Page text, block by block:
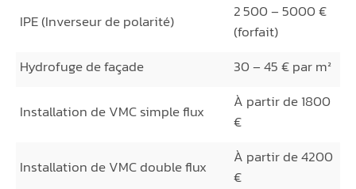
IPE (Inverseur de polarité)
2 500 – 5000 €
(forfait)
Hydrofuge de façade
30 – 45 € par m²
Installation de VMC simple flux
À partir de 1800
€
Installation de VMC double flux
À partir de 4200
€